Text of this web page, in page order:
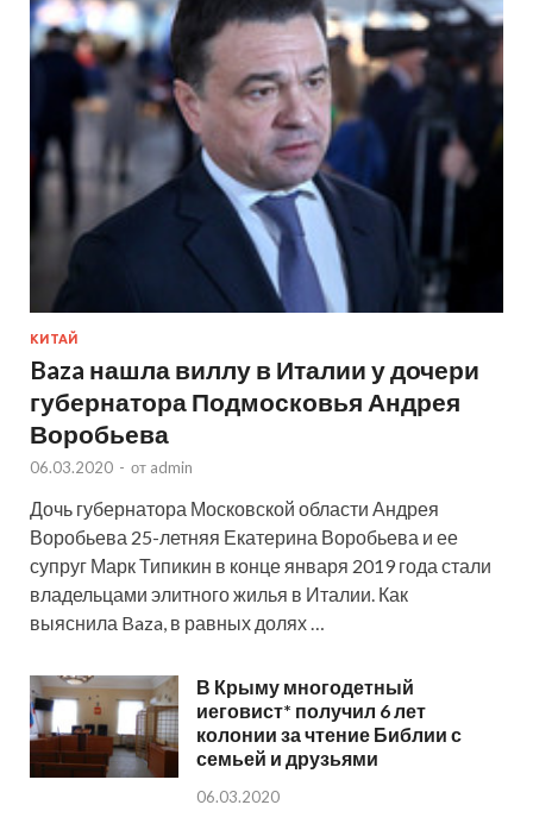
КИТАЙ
Baza нашла виллу в Италии у дочери
губернатора Подмосковья Андрея
Воробьева
06.03.2020 - от admin
Дочь губернатора Московской области Андрея
Воробьева 25-летняя Екатерина Воробьева и ее
супруг Марк Типикин в конце января 2019 года стали
владельцами элитного жилья в Италии. Как
выяснила Baza, в равных долях …
В Крыму многодетный
иеговист* получил 6 лет
колонии за чтение Библии с
семьей и друзьями
06.03.2020